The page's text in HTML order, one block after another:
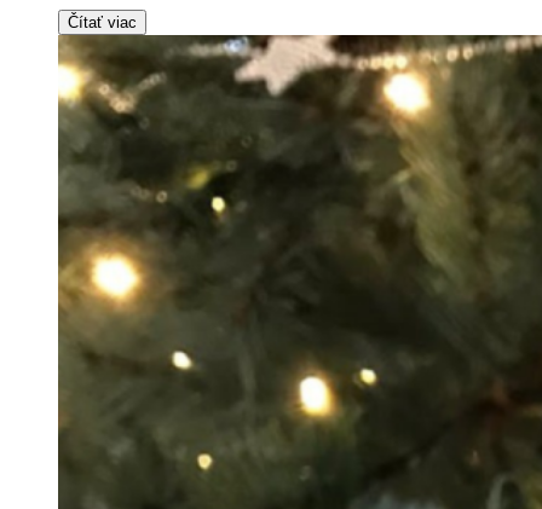
Čítať viac